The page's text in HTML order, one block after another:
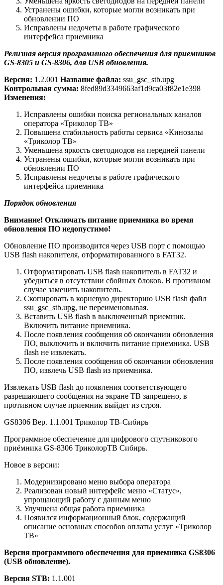
Устранены ошибки, которые могли возникать при
обновлении ПО
Исправлены недочеты в работе графического
интерфейса приемника
Релизная версия программного обеспечения для приемников
GS-8305 и GS-8306, для USB обновления.
Версия: 1.2.001 Название файла: ssu_gsc_stb.upg
Контрольная сумма: 8fed89d3349663af1d9ca03f82e1e398
Изменения:
Исправлены ошибки поиска региональных каналов
оператора «Триколор ТВ»
Повышена стабильность работы сервиса «Кинозалы
«Триколор ТВ»
Уменьшена яркость светодиодов на передней панели
Устранены ошибки, которые могли возникать при
обновлении ПО
Исправлены недочеты в работе графического
интерфейса приемника
Порядок обновления
Внимание! Отключать питание приемника во время
обновления ПО недопустимо!
Обновление ПО производится через USB порт с помощью
USB flash накопителя, отформатированного в FAT32.
Отформатировать USB flash накопитель в FAT32 и
убедиться в отсутствии сбойных блоков. В противном
случае заменить накопитель.
Скопировать в корневую директорию USB flash файл
ssu_gsc_stb.upg, не переименовывая.
Вставить USB flash в выключенный приемник.
Включить питание приемника.
После появления сообщения об окончании обновления
ПО, выключить и включить питание приемника. USB
flash не извлекать.
После появления сообщения об окончании обновления
ПО, извлечь USB flash из приемника.
Извлекать USB flash до появления соответствующего
разрешающего сообщения на экране ТВ запрещено, в
противном случае приемник выйдет из строя.
GS8306 Вер. 1.1.001 Триколор ТВ-Сибирь
Программное обеспечение для цифрового спутникового
приёмника GS-8306 ТриколорТВ Сибирь.
Новое в версии:
Модернизировано меню выбора оператора
Реализован новый интерфейс меню «Статус»,
упрощающий работу с данным меню
Улучшена общая работа приемника
Появился информационный блок, содержащий
описание основных способов оплаты услуг «Триколор
ТВ»
Версия программного обеспечения для приемника GS8306
(USB обновление).
Версия STB: 1.1.001